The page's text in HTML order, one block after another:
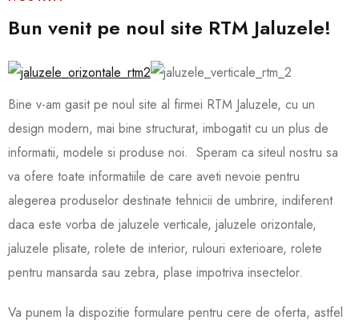
Bun venit pe noul site RTM Jaluzele!
Bine v-am gasit pe noul site al firmei RTM Jaluzele, cu un
design modern, mai bine structurat, imbogatit cu un plus de
informatii, modele si produse noi. Speram ca siteul nostru sa
va ofere toate informatiile de care aveti nevoie pentru
alegerea produselor destinate tehnicii de umbrire, indiferent
daca este vorba de jaluzele verticale, jaluzele orizontale,
jaluzele plisate, rolete de interior, rulouri exterioare, rolete
pentru mansarda sau zebra, plase impotriva insectelor.
Va punem la dispozitie formulare pentru cere de oferta, astfel